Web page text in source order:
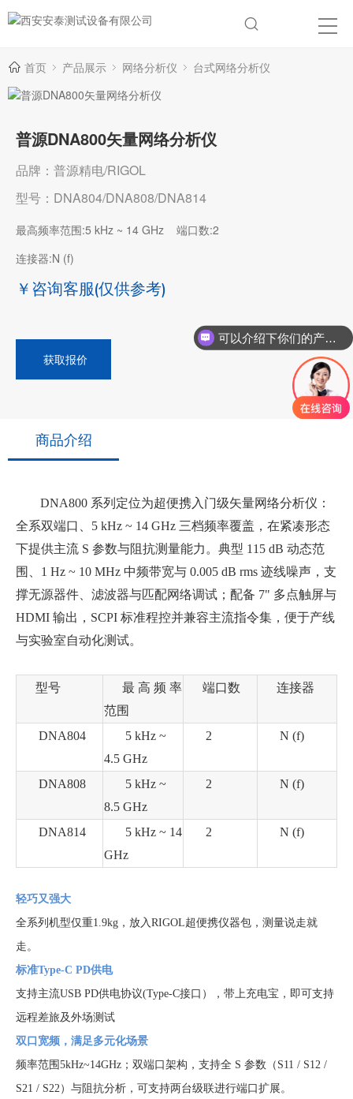
首页 产品展示 网络分析仪 台式网络分析仪
普源DNA800矢量网络分析仪
品牌：普源精电/RIGOL
型号：DNA804/DNA808/DNA814
最高频率范围:5 kHz ~ 14 GHz
端口数:2
连接器:N (f)
￥咨询客服(仅供参考)
获取报价
商品介绍
DNA800 系列定位为超便携入门级矢量网络分析仪：
全系双端口、5 kHz ~ 14 GHz 三档频率覆盖，在紧凑形态
下提供主流 S 参数与阻抗测量能力。典型 115 dB 动态范
围、1 Hz ~ 10 MHz 中频带宽与 0.005 dB rms 迹线噪声，支
撑无源器件、滤波器与匹配网络调试；配备 7" 多点触屏与
HDMI 输出，SCPI 标准程控并兼容主流指令集，便于产线
与实验室自动化测试。
型号
最高频率
范围
端口数 连接器
DNA804
5 kHz ~
4.5 GHz
2 N (f)
DNA808
5 kHz ~
8.5 GHz
2 N (f)
DNA814
5 kHz ~ 14
GHz
2 N (f)
轻巧又强大
全系列机型仅重1.9kg，放入RIGOL超便携仪器包，测量说走就
走。
标准Type-C PD供电
支持主流USB PD供电协议(Type-C接口），带上充电宝，即可支持
远程差旅及外场测试
双口宽频，满足多元化场景
频率范围5kHz~14GHz；双端口架构，支持全 S 参数（S11 / S12 /
S21 / S22）与阻抗分析，可支持两台级联进行端口扩展。
可以介绍下你们的产品么？